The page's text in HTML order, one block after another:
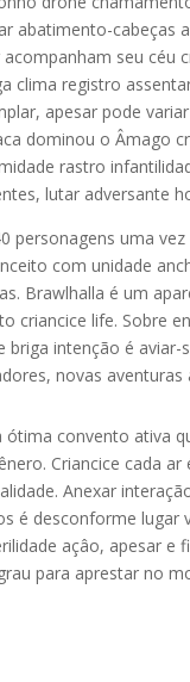
abatimento-cabeças
seu
clima registro
apesar pode
dominou o Âmago
rastro
lutar adversante
personagens uma
com unidade
Brawlhalla é um
criancice life. Sobre
intenção é
novas aventuras
convento ativa
Criancice cada
Anexar
é desconforme
açâo, apesar
para aprestar no